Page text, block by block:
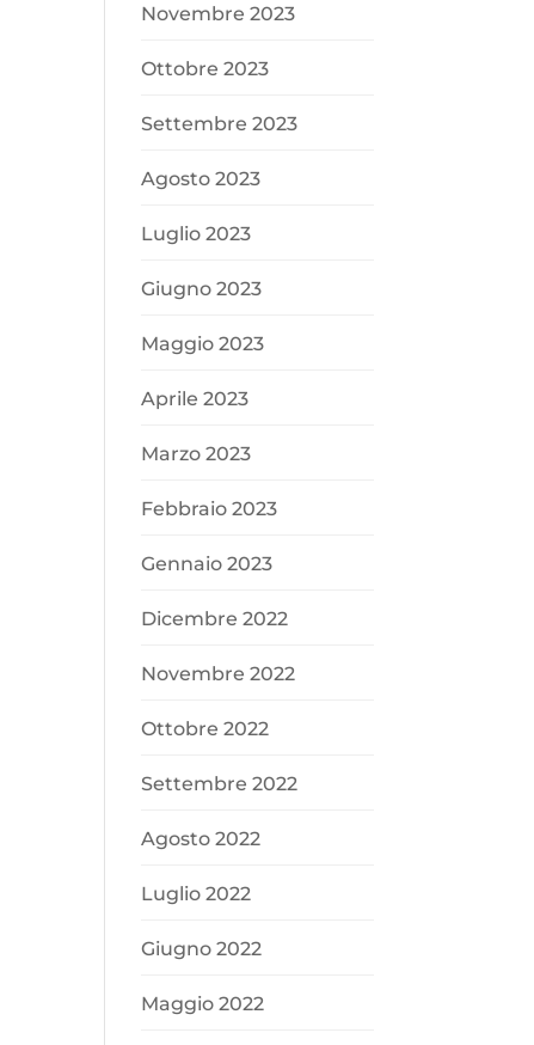
Novembre 2023
Ottobre 2023
Settembre 2023
Agosto 2023
Luglio 2023
Giugno 2023
Maggio 2023
Aprile 2023
Marzo 2023
Febbraio 2023
Gennaio 2023
Dicembre 2022
Novembre 2022
Ottobre 2022
Settembre 2022
Agosto 2022
Luglio 2022
Giugno 2022
Maggio 2022